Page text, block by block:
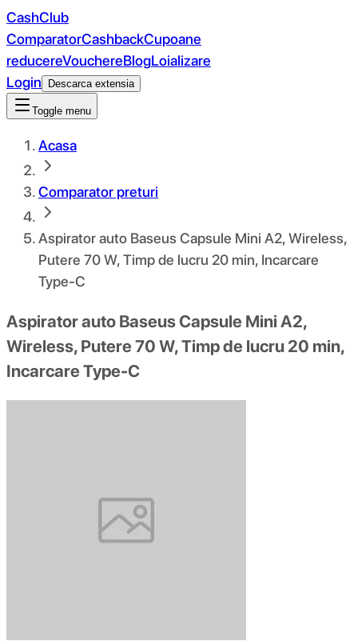
CashClub
ComparatorCashbackCupoane
reducereVouchereBlogLoializare
Login
Descarca extensia
Toggle menu
Acasa
Comparator preturi
Aspirator auto Baseus Capsule Mini A2, Wireless,
Putere 70 W, Timp de lucru 20 min, Incarcare
Type-C
Aspirator auto Baseus Capsule Mini A2,
Wireless, Putere 70 W, Timp de lucru 20 min,
Incarcare Type-C